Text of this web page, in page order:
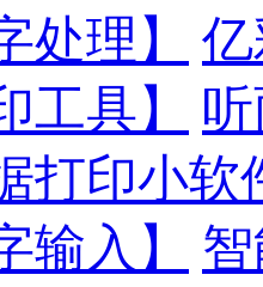
处理】
工具】
打印小软
输入】